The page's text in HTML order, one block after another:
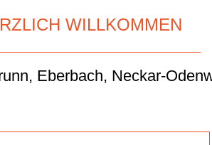
WILLKOMMEN
Eberbach, Neckar-